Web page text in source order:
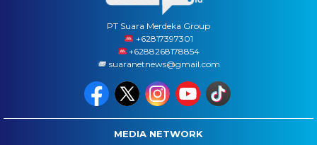
PT Suara Merdeka Group
‪+62817397301
+6288268178854
suaranetnews@gmail.com
MEDIA NETWORK